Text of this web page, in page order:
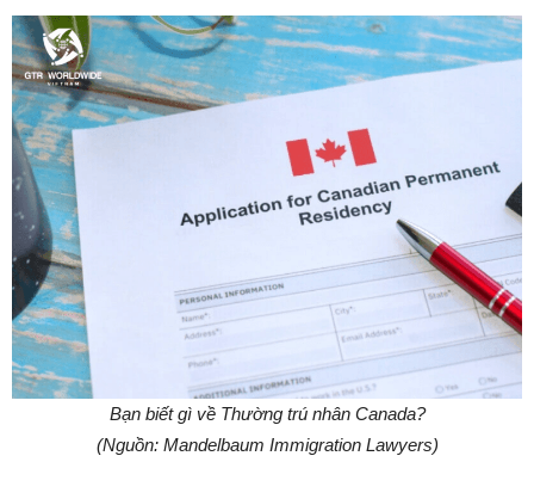
Bạn biết gì về Thường trú nhân Canada?
(Nguồn: Mandelbaum Immigration Lawyers)